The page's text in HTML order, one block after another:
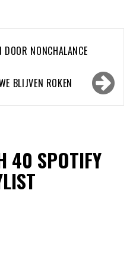
DOOR NONCHALANCE
BLIJVEN ROKEN
40 SPOTIFY